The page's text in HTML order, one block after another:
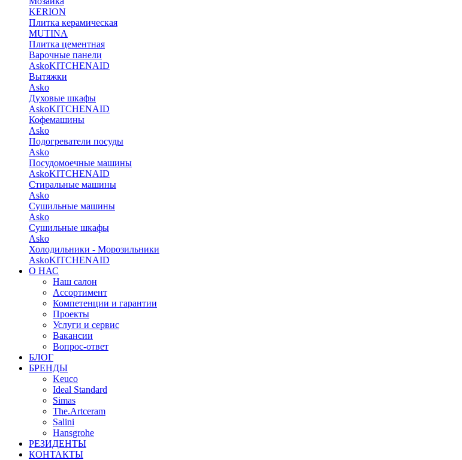
KERION
Плитка керамическая
MUTINA
Плитка цементная
Варочные панели
AskoKITCHENAID
Вытяжки
Asko
Духовые шкафы
AskoKITCHENAID
Кофемашины
Asko
Подогреватели посуды
Asko
Посудомоечные машины
AskoKITCHENAID
Стиральные машины
Asko
Сушильные машины
Asko
Сушильные шкафы
Asko
Холодильники - Морозильники
AskoKITCHENAID
О НАС
Наш салон
Ассортимент
Компетенции и гарантии
Проекты
Услуги и сервис
Вакансии
Вопрос-ответ
БЛОГ
БРЕНДЫ
Keuco
Ideal Standard
Simas
The.Artceram
Salini
Hansgrohe
РЕЗИДЕНТЫ
КОНТАКТЫ